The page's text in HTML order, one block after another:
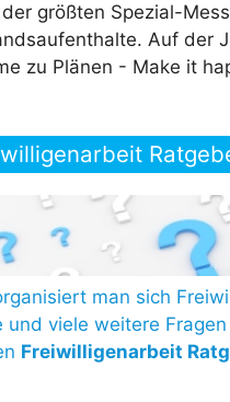
größten Spezial-
Auf der
zu Plänen - Make it
man sich
und viele weitere
Freiwilligenarbeit